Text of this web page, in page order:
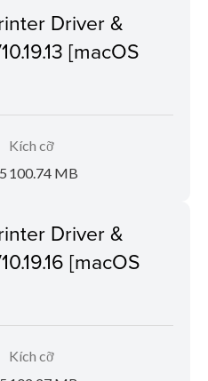
Driver &
[macOS
Kích cỡ
100.74 MB
Driver &
[macOS
Kích cỡ